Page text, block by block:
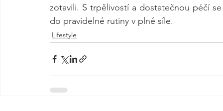
zotavili. S trpělivostí a dostatečnou péčí
do pravidelné rutiny v plné síle.
Lifestyle